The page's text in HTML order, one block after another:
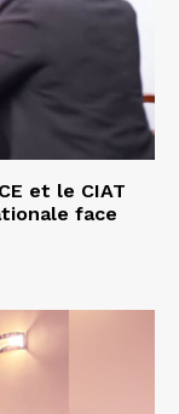
et le CIAT
face